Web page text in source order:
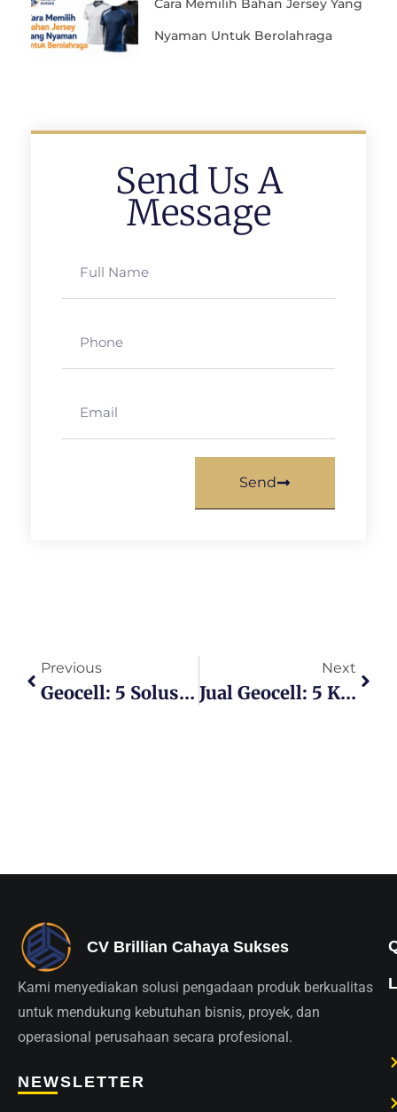
Cara Memilih Bahan Jersey Yang
Nyaman Untuk Berolahraga
Send Us A
Message
Send
Previous
Geocell: 5 Solusi Cerdas Untuk Lahan Bermasalah!
Next
Jual Geocell: 5 Kriteria Penting Dalam Memilih Supplier Andal
CV Brillian Cahaya Sukses
Kami menyediakan solusi pengadaan produk berkualitas
untuk mendukung kebutuhan bisnis, proyek, dan
operasional perusahaan secara profesional.
NEWSLETTER